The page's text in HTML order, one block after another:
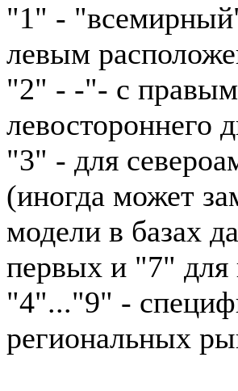
"1" -
левым
"2" - -"- с правым
левостороннего
"3" - для
(иногда может
модели в базах
первых и "7" для
"4"..."9" -
региональных